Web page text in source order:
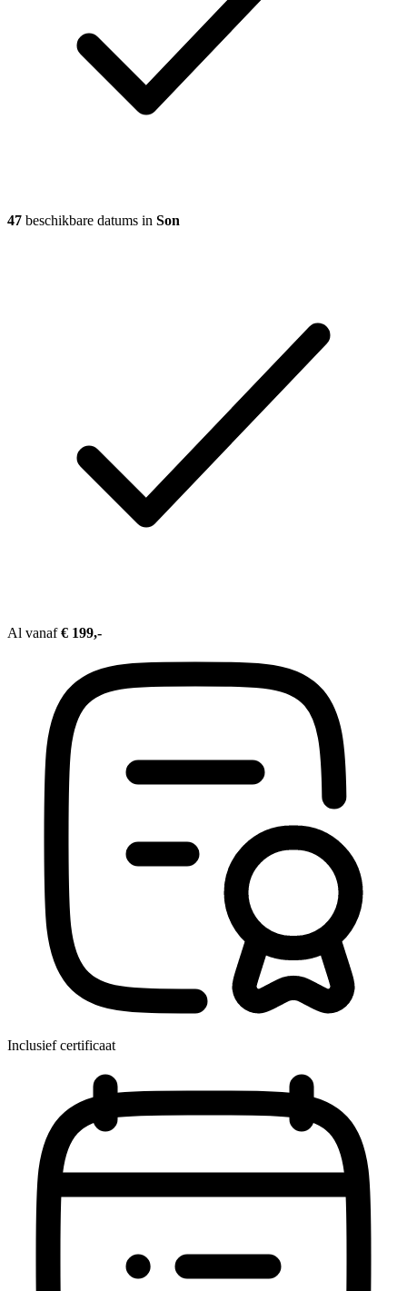
47 beschikbare datums in Son
Al vanaf€ 199,-
Inclusief certificaat